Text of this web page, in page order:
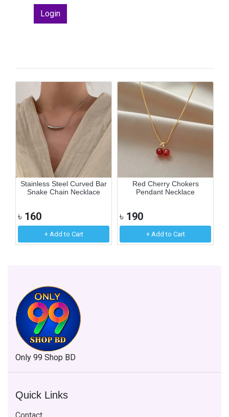
Login
Stainless Steel Curved Bar
Snake Chain Necklace
৳ 160
+ Add to Cart
Red Cherry Chokers
Pendant Necklace
৳ 190
+ Add to Cart
Only 99 Shop BD
Quick Links